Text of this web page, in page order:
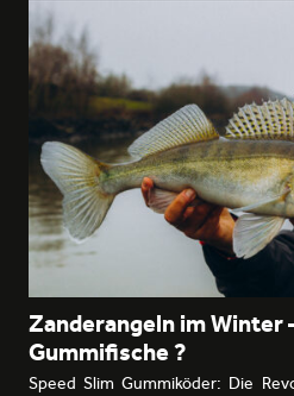
Zanderangeln im Winter
Gummifische ?
Speed Slim Gummiköder: Die